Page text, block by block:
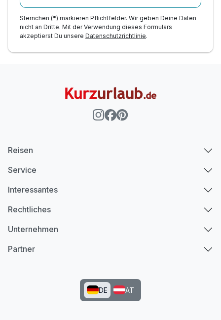
Sternchen (*) markieren Pflichtfelder. Wir geben Deine Daten
nicht an Dritte. Mit der Verwendung dieses Formulars
akzeptierst Du unsere Datenschutzrichtlinie.
Reisen
Service
Interessantes
Rechtliches
Unternehmen
Partner
DE AT